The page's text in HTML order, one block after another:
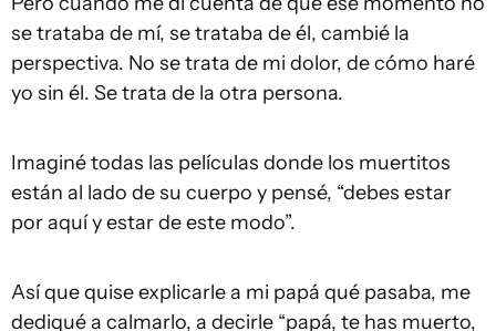
se trataba de mí, se trataba de él, cambié la
perspectiva. No se trata de mi dolor, de cómo haré
yo sin él. Se trata de la otra persona.
Imaginé todas las películas donde los muertitos
están al lado de su cuerpo y pensé, “debes estar
por aquí y estar de este modo”.
Así que quise explicarle a mi papá qué pasaba, me
dediqué a calmarlo, a decirle “papá, te has muerto,